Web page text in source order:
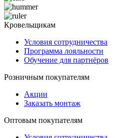
Кровельщикам
Условия сотрудничества
Программа лояльности
Обучение для партнёров
Розничным покупателям
Акции
Заказать монтаж
Оптовым покупателям